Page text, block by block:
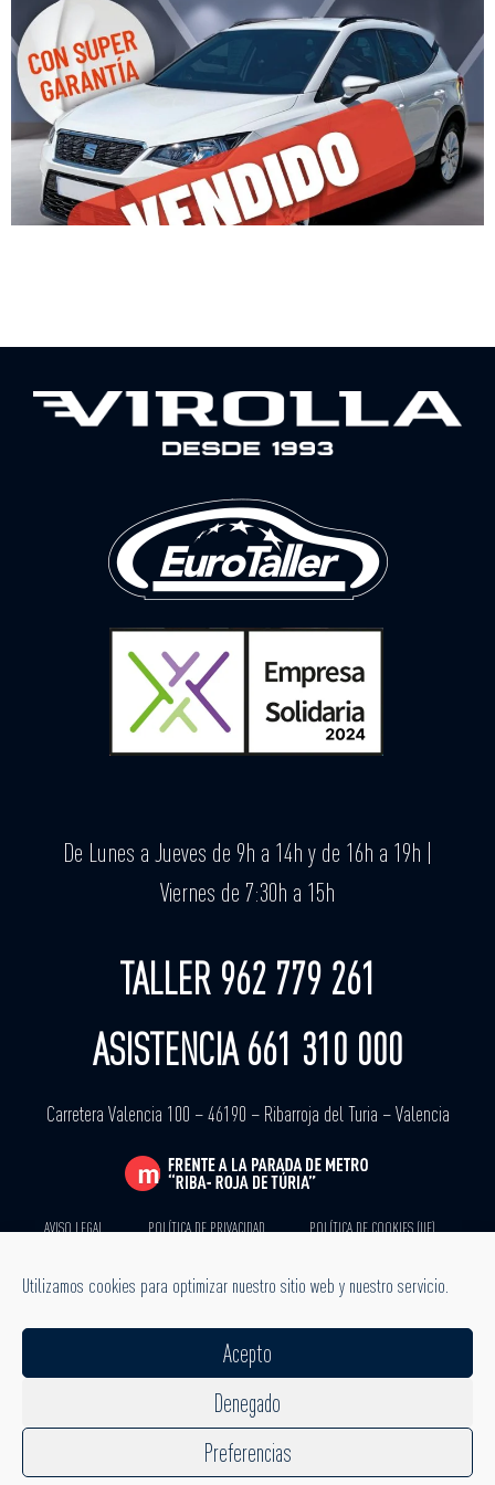
Utilizamos cookies para optimizar nuestro sitio web y nuestro servicio.
Acepto
Denegado
Preferencias
De Lunes a Jueves de 9h a 14h y de 16h a 19h |
Viernes de 7:30h a 15h
TALLER 962 779 261
ASISTENCIA 661 310 000
Carretera Valencia 100 – 46190 – Ribarroja del Turia – Valencia
AVISO LEGAL POLÍTICA DE PRIVACIDAD POLÍTICA DE COOKIES (UE)
TODOS LOS DERECHOS
SÍGUENOS